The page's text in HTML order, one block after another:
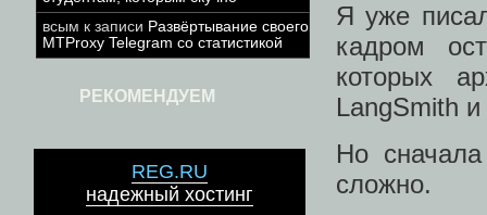
всым к записи Развёртывание своего
MTProxy Telegram со статистикой
РЕКОМЕНДУЕМ
REG.RU
надежный хостинг
Я уже
кадром
которых
LangSmith
Но
сложно.